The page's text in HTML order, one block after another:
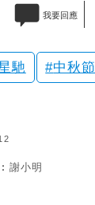
我要回應
馳 中秋節
謝小明